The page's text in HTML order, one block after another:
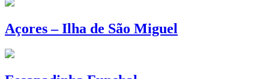
Açores – Ilha de São Miguel